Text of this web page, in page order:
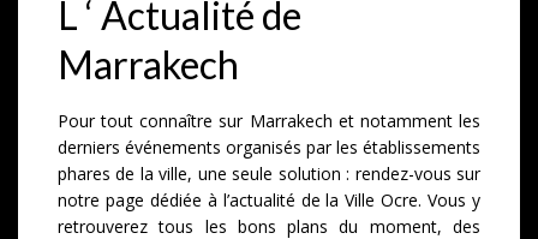
L ‘ Actualité de
Marrakech
Pour tout connaître sur Marrakech et notamment les
derniers événements organisés par les établissements
phares de la ville, une seule solution : rendez-vous sur
notre page dédiée à l’actualité de la Ville Ocre. Vous y
retrouverez tous les bons plans du moment, des